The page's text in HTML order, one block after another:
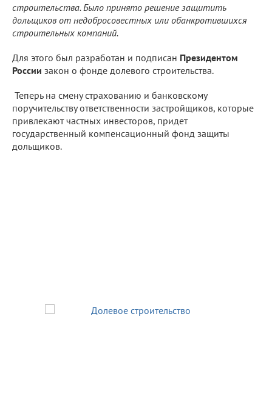
строительства. Было принято решение защитить
дольщиков от недобросовестных или обанкротившихся
строительных компаний.
Для этого был разработан и подписан Президентом
России закон о фонде долевого строительства.
Теперь на смену страхованию и банковскому
поручительству ответственности застройщиков, которые
привлекают частных инвесторов, придет
государственный компенсационный фонд защиты
дольщиков.